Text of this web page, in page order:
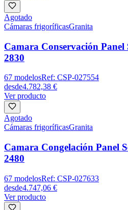
Agotado
Cámaras frigoríficasGranita
Camara Conservación
2830
67 modelosRef: CSP-027554
desde4.782,38 €
Ver producto
Agotado
Cámaras frigoríficasGranita
Camara Congelación Panel
2480
67 modelosRef: CSP-027633
desde4.747,06 €
Ver producto